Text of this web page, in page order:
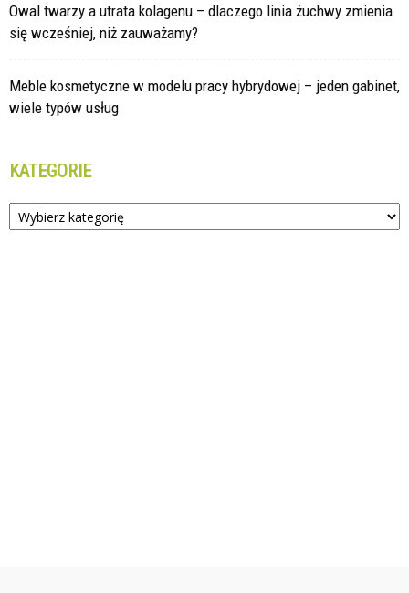
Owal twarzy a utrata kolagenu – dlaczego linia żuchwy zmienia
się wcześniej, niż zauważamy?
Meble kosmetyczne w modelu pracy hybrydowej – jeden gabinet,
wiele typów usług
KATEGORIE
Kategorie